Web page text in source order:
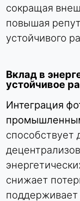
сокращая
повышая
устойчивого
Вклад в
устойчивое
Интеграция
способствует
снижает
поддерживает